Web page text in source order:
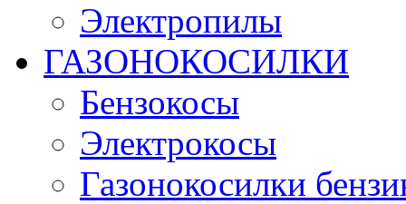
Электропилы
ГАЗОНОКОСИЛКИ
Бензокосы
Электрокосы
Газонокосилки